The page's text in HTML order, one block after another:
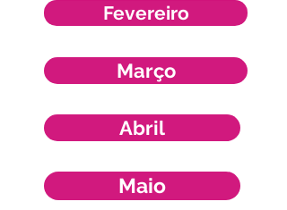
Fevereiro
Março
Abril
Maio